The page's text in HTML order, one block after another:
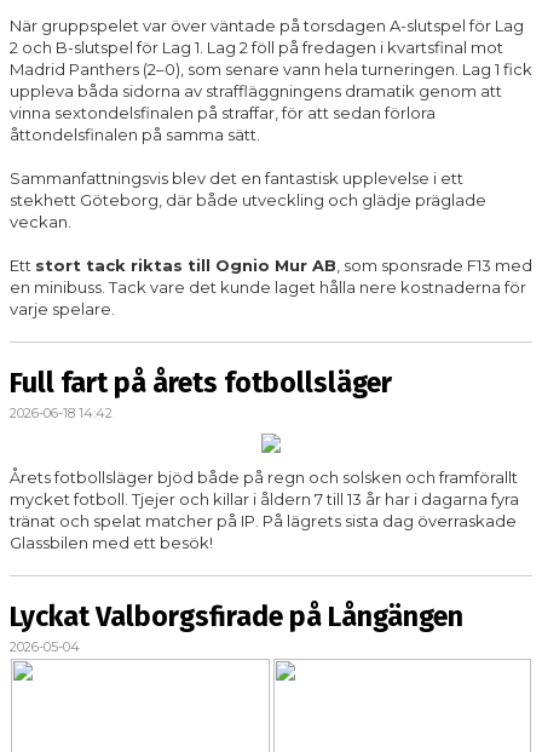
När gruppspelet var över väntade på torsdagen A-slutspel för Lag
2 och B-slutspel för Lag 1. Lag 2 föll på fredagen i kvartsfinal mot
Madrid Panthers (2–0), som senare vann hela turneringen. Lag 1 fick
uppleva båda sidorna av straffläggningens dramatik genom att
vinna sextondelsfinalen på straffar, för att sedan förlora
åttondelsfinalen på samma sätt.
Sammanfattningsvis blev det en fantastisk upplevelse i ett
stekhett Göteborg, där både utveckling och glädje präglade
veckan.
Ett stort tack riktas till Ognio Mur AB , som sponsrade F13 med
en minibuss. Tack vare det kunde laget hålla nere kostnaderna för
varje spelare.
Full fart på årets fotbollsläger
2026-06-18 14:42
Årets fotbollsläger bjöd både på regn och solsken och framförallt
mycket fotboll. Tjejer och killar i åldern 7 till 13 år har i dagarna fyra
tränat och spelat matcher på IP. På lägrets sista dag överraskade
Glassbilen med ett besök!
Lyckat Valborgsfirade på Långängen
2026-05-04